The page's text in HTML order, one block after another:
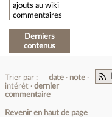
ajouts au wiki
commentaires
Derniers
contenus
Trier par : date
note
intérêt
dernier
commentaire
Revenir en haut de page